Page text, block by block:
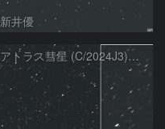
新井優
アトラス彗星 (C/2024J3)：2026/07/09